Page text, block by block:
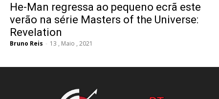
He-Man regressa ao pequeno ecrã este
verão na série Masters of the Universe:
Revelation
Bruno Reis - 13 , Maio , 2021